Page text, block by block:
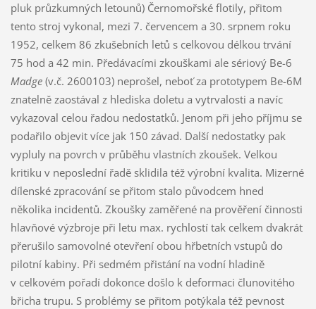
pluk průzkumných letounů) Černomořské flotily, přitom
tento stroj vykonal, mezi 7. červencem a 30. srpnem roku
1952, celkem 86 zkušebních letů s celkovou délkou trvání
75 hod a 42 min. Předávacími zkouškami ale sériový Be-6
Madge(v.č. 2600103) neprošel, neboť za prototypem Be-6M
znatelně zaostával z hlediska doletu a vytrvalosti a navíc
vykazoval celou řadou nedostatků. Jenom při jeho příjmu se
podařilo objevit více jak 150 závad. Další nedostatky pak
vypluly na povrch v průběhu vlastních zkoušek. Velkou
kritiku v neposlední řadě sklidila též výrobní kvalita. Mizerné
dílenské zpracování se přitom stalo původcem hned
několika incidentů. Zkoušky zaměřené na prověření činnosti
hlavňové výzbroje při letu max. rychlostí tak celkem dvakrát
přerušilo samovolné otevření obou hřbetních vstupů do
pilotní kabiny. Při sedmém přistání na vodní hladině
v celkovém pořadí dokonce došlo k deformaci člunovitého
břicha trupu. S problémy se přitom potýkala též pevnost